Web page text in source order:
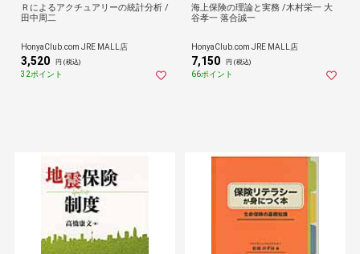
Ｒによるアクチュアリーの統計分析 /
田中周二
HonyaClub.com JRE MALL店
3,520 円 (税込)
32ポイント
海上保険の理論と実務 /木村栄一 大
谷孝一 落合誠一
HonyaClub.com JRE MALL店
7,150 円 (税込)
66ポイント